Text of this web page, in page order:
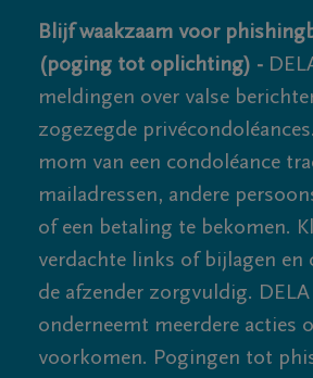
Blijf waakzaam voor
(poging tot oplichting) -
meldingen over valse
zogezegde
mom van een condoléance
mailadressen, andere
of een betaling te bekomen.
verdachte links of bijlagen en
de afzender zorgvuldig. DELA
onderneemt meerdere acties
voorkomen. Pogingen tot